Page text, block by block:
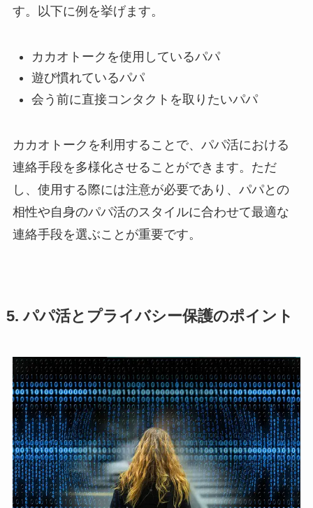
す。以下に例を挙げます。
カカオトークを使用しているパパ
遊び慣れているパパ
会う前に直接コンタクトを取りたいパパ
カカオトークを利用することで、パパ活における
連絡手段を多様化させることができます。ただ
し、使用する際には注意が必要であり、パパとの
相性や自身のパパ活のスタイルに合わせて最適な
連絡手段を選ぶことが重要です。
5. パパ活とプライバシー保護のポイント